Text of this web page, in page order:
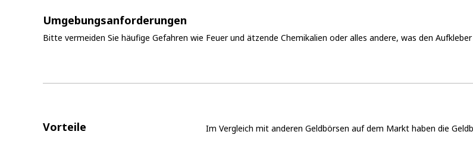
Umgebungsanforderungen
Bitte vermeiden Sie häufige Gefahren wie Feuer und ätzende Chemikalien oder alles andere, was den
Vorteile
Im Vergleich mit anderen Geldbörsen auf dem Markt haben die